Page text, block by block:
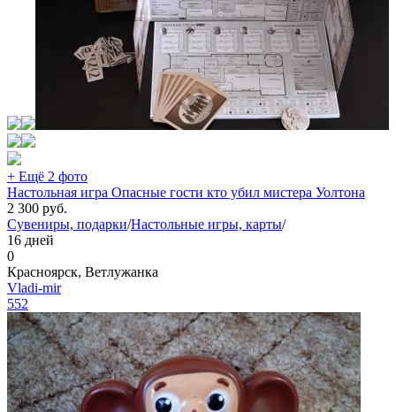
+ Ещё 2 фото
Настольная игра Опасные гости кто убил мистера Уолтона
2 300 руб.
Сувениры, подарки/Настольные игры, карты/
16 дней
0
Красноярск, Ветлужанка
Vladi-mir
552